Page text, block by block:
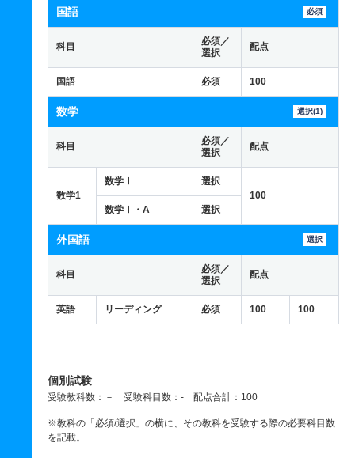
国語 必須
科目
必須／
選択
配点
国語 必須 100
数学 選択(1)
科目
必須／
選択
配点
数学1
数学Ⅰ
選択
100
数学Ⅰ・A
選択
外国語 選択
科目
必須／
選択
配点
英語 リーディング 必須 100 100
個別試験
受験教科数：－ 受験科目数：- 配点合計：100
※教科の「必須/選択」の横に、その教科を受験する際の必要科目数
を記載。